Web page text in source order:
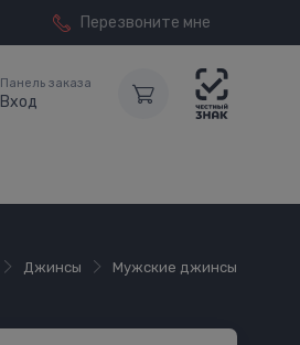
Перезвоните мне
Панель заказа
Вход
Джинсы Мужские джинсы